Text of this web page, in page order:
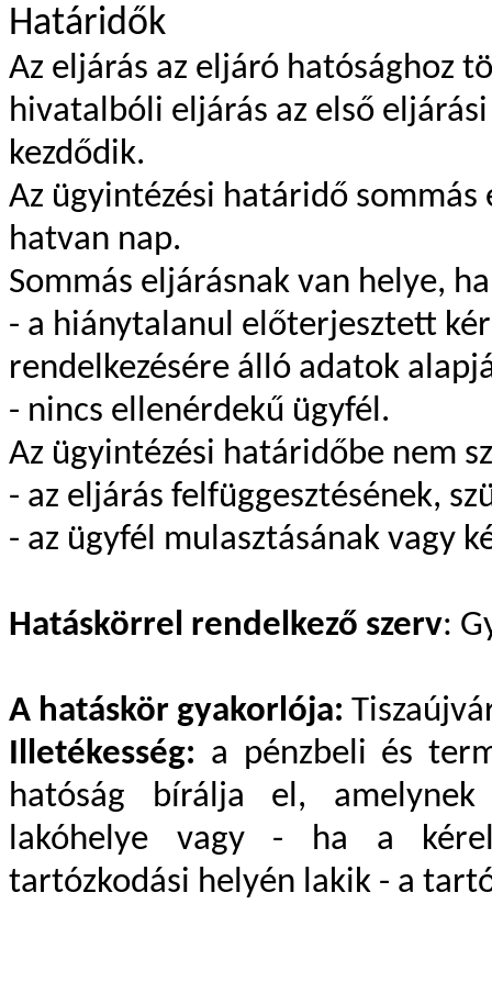
Határidők
Az eljárás az eljáró hatósághoz
hivatalbóli eljárás az első
kezdődik.
Az ügyintézési határidő
hatvan nap.
Sommás eljárásnak van helye, ha
- a hiánytalanul előterjesztett
rendelkezésére álló adatok
- nincs ellenérdekű ügyfél.
Az ügyintézési határidőbe nem
- az eljárás felfüggesztésének,
- az ügyfél mulasztásának vagy
Hatáskörrel rendelkező szerv:
A hatáskör gyakorlója:
Illetékesség: a pénzbeli és
hatóság bírálja el,
lakóhelye vagy - ha a
tartózkodási helyén lakik - a